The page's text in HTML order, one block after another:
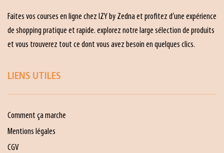
Faites vos courses en ligne chez IZY by Zedna et profitez d’une expérience
de shopping pratique et rapide. explorez notre large sélection de produits
et vous trouverez tout ce dont vous avez besoin en quelques clics.
LIENS UTILES
Comment ça marche
Mentions légales
CGV